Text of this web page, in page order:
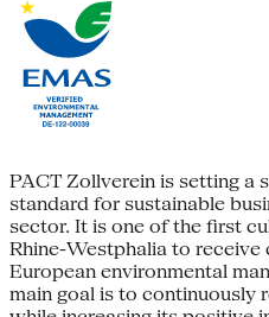
PACT Zollverein is setting a
standard for sustainable
sector. It is one of the first
Rhine-Westphalia to
European environmental
main goal is to continuously